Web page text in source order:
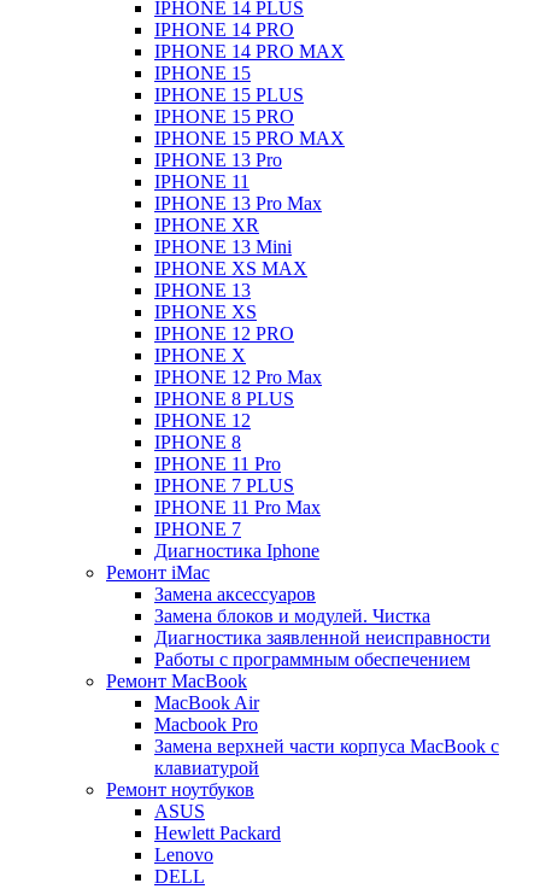
IPHONE 14 PLUS
IPHONE 14 PRO
IPHONE 14 PRO MAX
IPHONE 15
IPHONE 15 PLUS
IPHONE 15 PRO
IPHONE 15 PRO MAX
IPHONE 13 Pro
IPHONE 11
IPHONE 13 Pro Max
IPHONE XR
IPHONE 13 Mini
IPHONE XS MAX
IPHONE 13
IPHONE XS
IPHONE 12 PRO
IPHONE X
IPHONE 12 Pro Max
IPHONE 8 PLUS
IPHONE 12
IPHONE 8
IPHONE 11 Pro
IPHONE 7 PLUS
IPHONE 11 Pro Max
IPHONE 7
Диагностика Iphone
Ремонт iMac
Замена аксессуаров
Замена блоков и модулей. Чистка
Диагностика заявленной неисправности
Работы с программным обеспечением
Ремонт MacBook
MacBook Air
Macbook Pro
Замена верхней части корпуса MacBook с
клавиатурой
Ремонт ноутбуков
ASUS
Hewlett Packard
Lenovo
DELL